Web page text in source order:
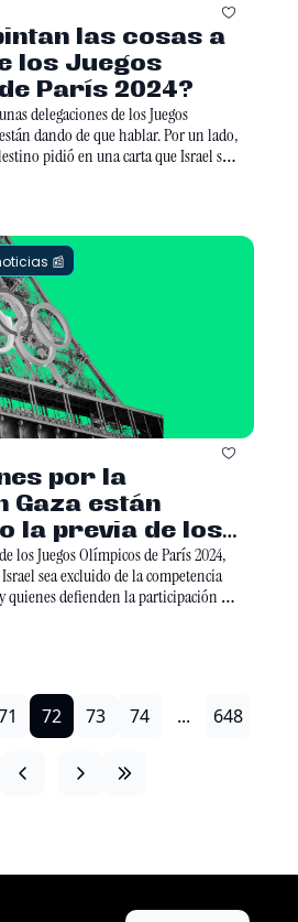
las cosas a
los Juegos
París 2024?
delegaciones de los Juegos
dando de que hablar. Por un lado,
pidió en una carta que Israel sea
países tras las invasión a Ucrania.
📰
por la
Gaza están
la previa de los
los Juegos Olímpicos de París 2024,
sea excluido de la competencia
quienes defienden la participación de
72 73 74 ... 648